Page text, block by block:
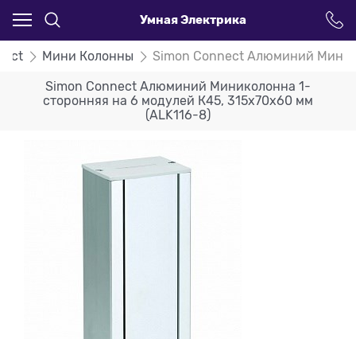
Умная Электрика
Мини Колонны Simon Connect Алюминий
Simon Connect Алюминий Миниколонна 1-
сторонняя на 6 модулей К45, 315х70х60 мм
(ALK116-8)